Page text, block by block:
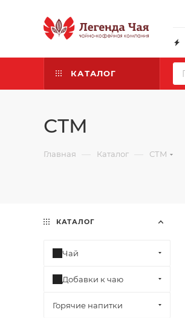
КАТАЛОГ
СТМ
Главная — Каталог — СТМ
КАТАЛОГ
Чай
Добавки к чаю
Горячие напитки